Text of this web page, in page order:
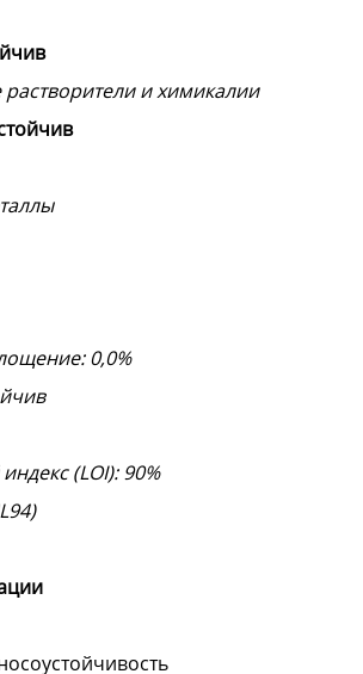
и химикалии
0,0%
(LOI): 90%